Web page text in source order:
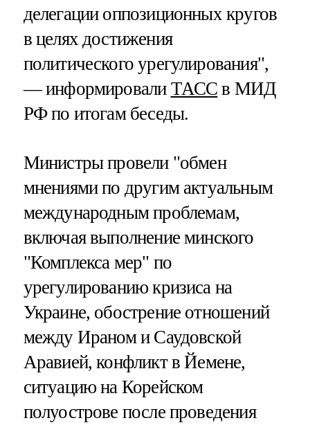
делегации оппозиционных кругов
в целях достижения
политического урегулирования",
— информировали ТАСС в МИД
РФ по итогам беседы.
Министры провели "обмен
мнениями по другим актуальным
международным проблемам,
включая выполнение минского
"Комплекса мер" по
урегулированию кризиса на
Украине, обострение отношений
между Ираном и Саудовской
Аравией, конфликт в Йемене,
ситуацию на Корейском
полуострове после проведения